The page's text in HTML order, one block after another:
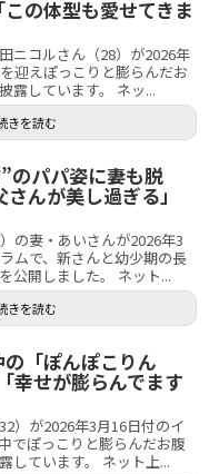
の体型も愛せてきま
ニコルさん（28）が2026年
迎えぽっこりと膨らんだお
露しています。 ネッ...
きを読む
のパパ姿に妻も脱
んが美し過ぎる」
の妻・あいさんが2026年3
ムで、新さんと幼少期の長
公開しました。 ネット...
きを読む
「ぽんぽこりん
幸せが膨らんでます
）が2026年3月16日付のイ
でぽっこりと膨らんだお腹
しています。 ネット上...